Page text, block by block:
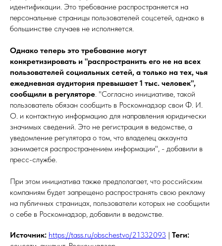
идентификации. Это требование распространяется на
персональные страницы пользователей соцсетей, однако в
большинстве случаев не исполняется.
Однако теперь это требование могут
конкретизировать и "распространить его не на всех
пользователей социальных сетей, а только на тех, чья
ежедневная аудитория превышает 1 тыс. человек",
сообщили в регуляторе. "Согласно инициативе, такой
пользователь обязан сообщить в Роскомнадзор свои Ф. И.
О. и контактную информацию для направления юридически
значимых сведений. Это не регистрация в ведомстве, а
уведомление регулятора о том, что владелец аккаунта
занимается распространением информации", - добавили в
пресс-службе.
При этом инициатива также предполагает, что российским
компаниям будет запрещено распространять свою рекламу
на публичных страницах, пользователи которых не сообщили
о себе в Роскомнадзор, добавили в ведомстве.
Источник: https://tass.ru/obschestvo/21332093 | Теги: